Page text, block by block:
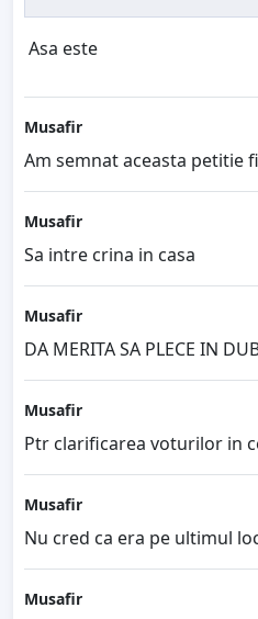
Asa este
Musafir
Am semnat aceasta petitie
Musafir
Sa intre crina in casa
Musafir
DA MERITA SA PLECE IN
Musafir
Ptr clarificarea voturilor in
Musafir
Nu cred ca era pe ultimul
Musafir